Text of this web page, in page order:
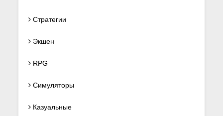
Стратегии
Экшен
RPG
Симуляторы
Казуальные